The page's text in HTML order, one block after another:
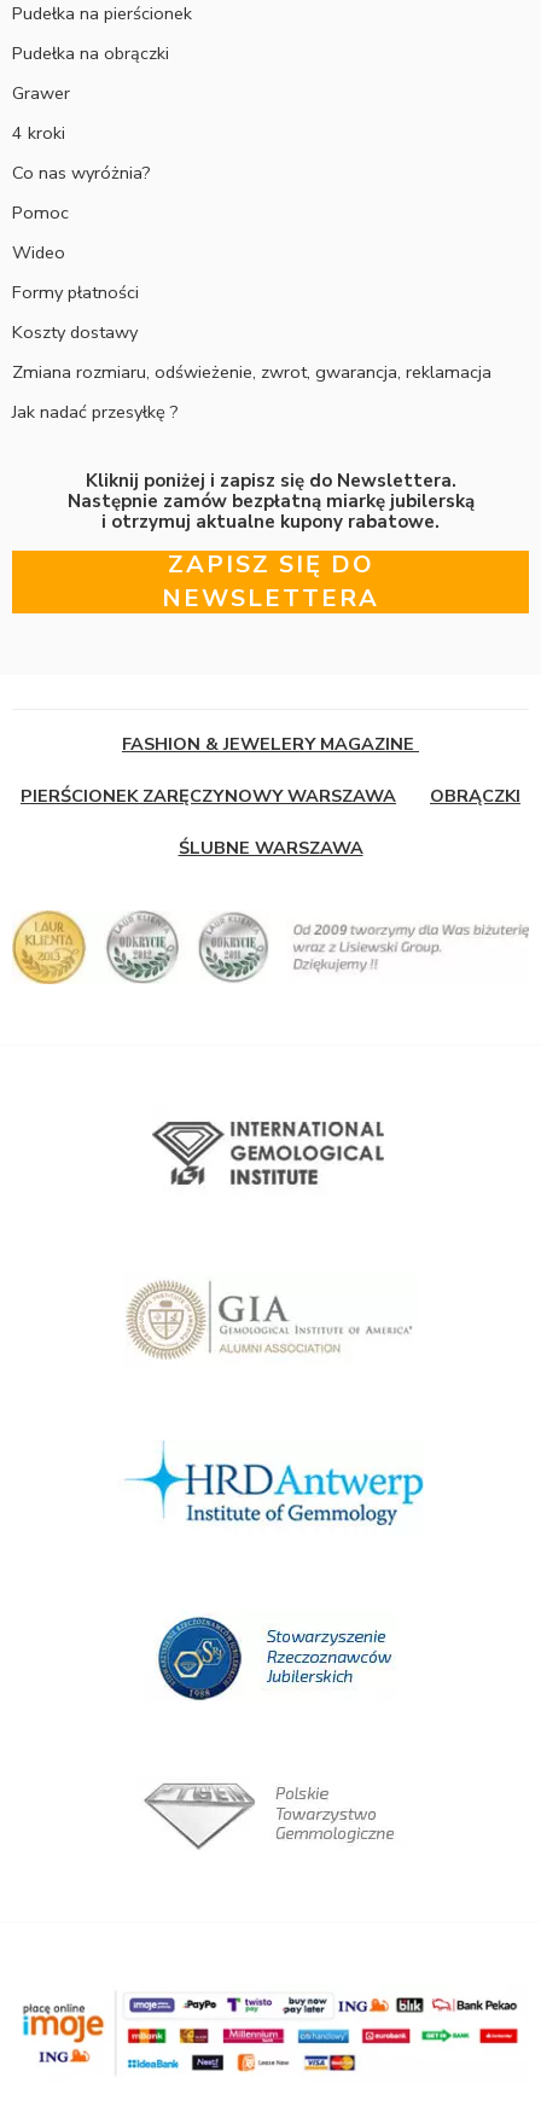
Pudełka na pierścionek
Pudełka na obrączki
Grawer
4 kroki
Co nas wyróżnia?
Pomoc
Wideo
Formy płatności
Koszty dostawy
Zmiana rozmiaru, odświeżenie, zwrot, gwarancja, reklamacja
Jak nadać przesyłkę ?
Kliknij poniżej i zapisz się do Newslettera.
Następnie zamów bezpłatną miarkę jubilerską
i otrzymuj aktualne kupony rabatowe.
ZAPISZ SIĘ DO
NEWSLETTERA
FASHION & JEWELERY MAGAZINE
PIERŚCIONEK ZARĘCZYNOWY WARSZAWA OBRĄCZKI
ŚLUBNE WARSZAWA